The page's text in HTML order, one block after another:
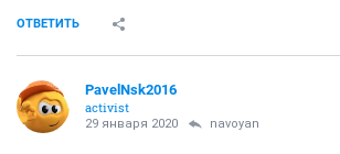
ОТВЕТИТЬ
PavelNsk2016
activist
29 января 2020 navoyan